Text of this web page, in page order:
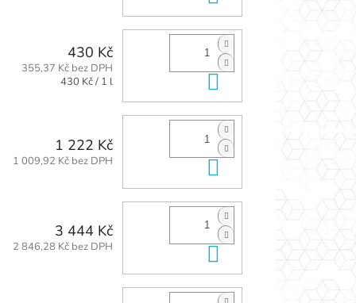
430 Kč
355,37 Kč bez DPH
Měrná
430 Kč / 1 l
1 222 Kč
1 009,92 Kč bez DPH
3 444 Kč
2 846,28 Kč bez DPH Do košíku